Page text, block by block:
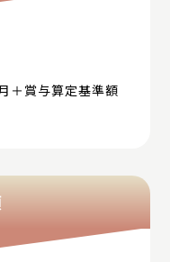
＋賞与算定基準額